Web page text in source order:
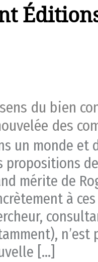
du bien
des
un monde et
propositions
mérite de
à
[…]